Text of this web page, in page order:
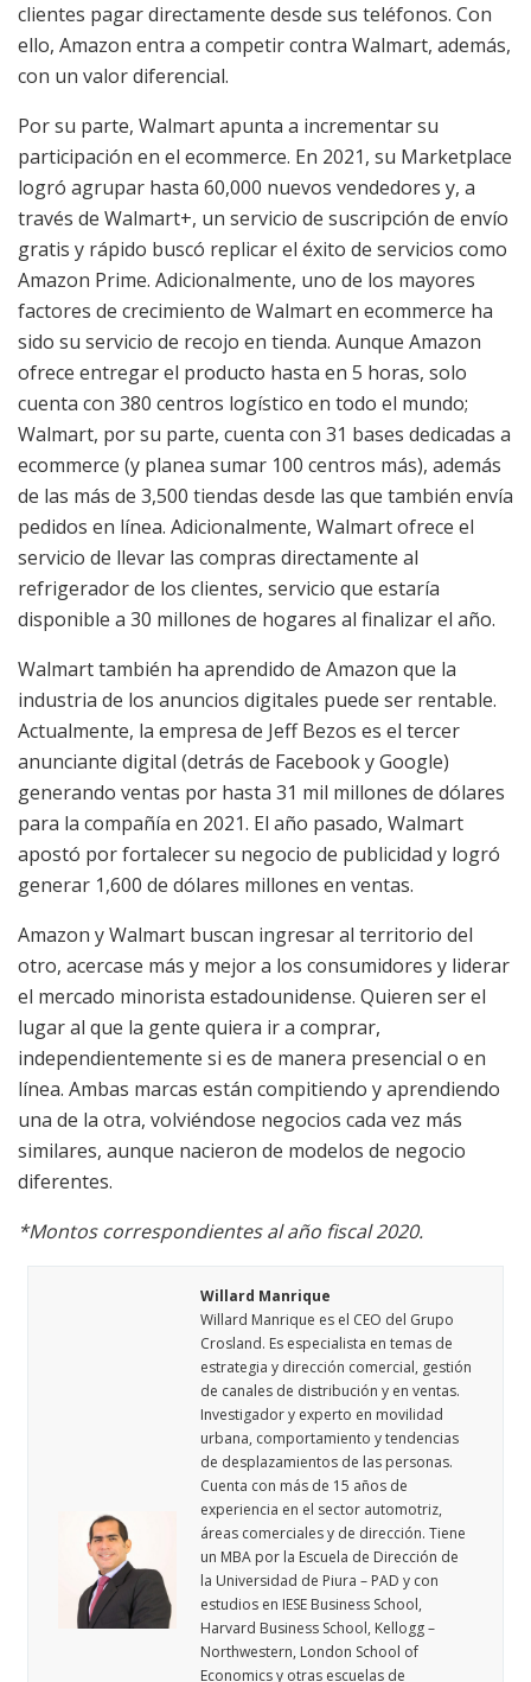
clientes pagar directamente desde sus teléfonos. Con
ello, Amazon entra a competir contra Walmart, además,
con un valor diferencial.
Por su parte, Walmart apunta a incrementar su
participación en el ecommerce. En 2021, su Marketplace
logró agrupar hasta 60,000 nuevos vendedores y, a
través de Walmart+, un servicio de suscripción de envío
gratis y rápido buscó replicar el éxito de servicios como
Amazon Prime. Adicionalmente, uno de los mayores
factores de crecimiento de Walmart en ecommerce ha
sido su servicio de recojo en tienda. Aunque Amazon
ofrece entregar el producto hasta en 5 horas, solo
cuenta con 380 centros logístico en todo el mundo;
Walmart, por su parte, cuenta con 31 bases dedicadas a
ecommerce (y planea sumar 100 centros más), además
de las más de 3,500 tiendas desde las que también envía
pedidos en línea. Adicionalmente, Walmart ofrece el
servicio de llevar las compras directamente al
refrigerador de los clientes, servicio que estaría
disponible a 30 millones de hogares al finalizar el año.
Walmart también ha aprendido de Amazon que la
industria de los anuncios digitales puede ser rentable.
Actualmente, la empresa de Jeff Bezos es el tercer
anunciante digital (detrás de Facebook y Google)
generando ventas por hasta 31 mil millones de dólares
para la compañía en 2021. El año pasado, Walmart
apostó por fortalecer su negocio de publicidad y logró
generar 1,600 de dólares millones en ventas.
Amazon y Walmart buscan ingresar al territorio del
otro, acercase más y mejor a los consumidores y liderar
el mercado minorista estadounidense. Quieren ser el
lugar al que la gente quiera ir a comprar,
independientemente si es de manera presencial o en
línea. Ambas marcas están compitiendo y aprendiendo
una de la otra, volviéndose negocios cada vez más
similares, aunque nacieron de modelos de negocio
diferentes.
*Montos correspondientes al año fiscal 2020.
Willard Manrique
Willard Manrique es el CEO del Grupo
Crosland. Es especialista en temas de
estrategia y dirección comercial, gestión
de canales de distribución y en ventas.
Investigador y experto en movilidad
urbana, comportamiento y tendencias
de desplazamientos de las personas.
Cuenta con más de 15 años de
experiencia en el sector automotriz,
áreas comerciales y de dirección. Tiene
un MBA por la Escuela de Dirección de
la Universidad de Piura – PAD y con
estudios en IESE Business School,
Harvard Business School, Kellogg –
Northwestern, London School of
Economics y otras escuelas de